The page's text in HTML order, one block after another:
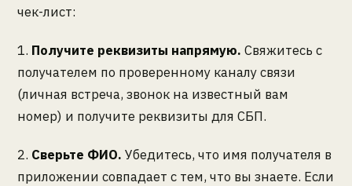
чек-лист:
1. Получите реквизиты напрямую. Свяжитесь с
получателем по проверенному каналу связи
(личная встреча, звонок на известный вам
номер) и получите реквизиты для СБП.
2. Сверьте ФИО. Убедитесь, что имя получателя в
приложении совпадает с тем, что вы знаете. Если